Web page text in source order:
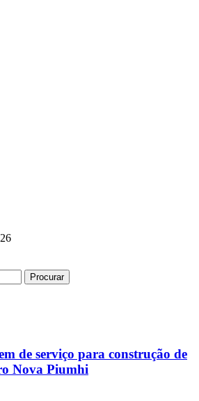
Procurar
de serviço para construção de
Nova Piumhi